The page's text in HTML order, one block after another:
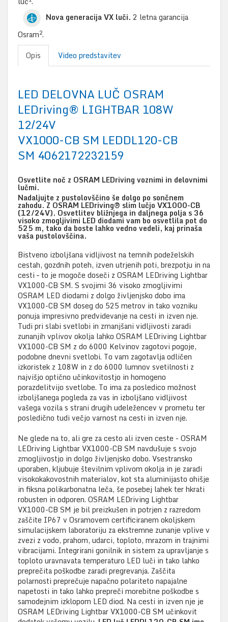
Nova generacija VX luči. 2 letna garancija
Osram2.
Opis
Video predstavitev
LED DELOVNA LUČ OSRAM
LEDriving® LIGHTBAR 108W
12/24V
VX1000-CB SM LEDDL120-CB
SM 4062172232159
Osvetlite noč z OSRAM LEDriving voznimi in delovnimi
lučmi.
Nadaljujte z pustolovščino še dolgo po sončnem
zahodu. Z OSRAM LEDriving® slim lučjo VX1000-CB
(12/24V). Osvetlitev bližnjega in daljnega polja s 36
visoko zmogljivimi LED diodami vam bo osvetlila pot do
525 m, tako da boste lahko vedno vedeli, kaj prinaša
vaša pustolovščina.
Bistveno izboljšana vidljivost na temnih podeželskih
cestah, gozdnih poteh, izven utrjenih poti, brezpotju in na
cesti – to je mogoče doseči z OSRAM LEDriving Lightbar
VX1000-CB SM. S svojimi 36 visoko zmogljivimi
OSRAM LED diodami z dolgo življenjsko dobo ima
VX1000-CB SM doseg do 525 metrov in tako vozniku
ponuja impresivno predvidevanje na cesti in izven nje.
Tudi pri slabi svetlobi in zmanjšani vidljivosti zaradi
zunanjih vplivov okolja lahko OSRAM LEDriving Lightbar
VX1000-CB SM z do 6000 Kelvinov zagotovi pogoje,
podobne dnevni svetlobi. To vam zagotavlja odličen
izkoristek z 108W in z do 6000 lumnov svetilnosti z
najvišjo optično učinkovitostjo in homogeno
porazdelitvijo svetlobe. To ima za posledico možnost
izboljšanega pogleda za vas in izboljšano vidljivost
vašega vozila s strani drugih udeležencev v prometu ter
posledično tudi večjo varnost na cesti in izven nje.
Ne glede na to, ali gre za cesto ali izven ceste - OSRAM
LEDriving Lightbar VX1000-CB SM navdušuje s svojo
zmogljivostjo in dolgo življenjsko dobo. Vsestransko
uporaben, kljubuje številnim vplivom okolja in je zaradi
visokokakovostnih materialov, kot sta aluminijasto ohišje
in fiksna polikarbonatna leča, še posebej lahek ter hkrati
robusten in odporen. OSRAM LEDriving Lightbar
VX1000-CB SM je bil preizkušen in potrjen z razredom
zaščite IP67 v Osramovem certificiranem okoljskem
simulacijskem laboratoriju za ekstremne zunanje vplive v
zvezi z vodo, prahom, udarci, toploto, mrazom in trajnimi
vibracijami. Integrirani gonilnik in sistem za upravljanje s
toploto uravnavata temperaturo LED luči in tako lahko
preprečita poškodbe zaradi pregrevanja. Zaščita
polarnosti preprečuje napačno polariteto napajalne
napetosti in tako lahko prepreči morebitne poškodbe s
samodejnim izklopom LED diod. Na cesti in izven nje je
OSRAM LEDriving Lightbar VX1000-CB SM učinkovit